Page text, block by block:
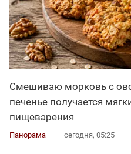
Смешиваю морковь с
печенье получается
пищеварения
Панорама сегодня, 05:25